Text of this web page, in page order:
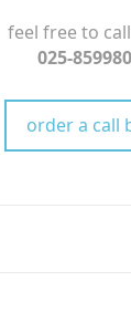
feel free to
025-
order a call